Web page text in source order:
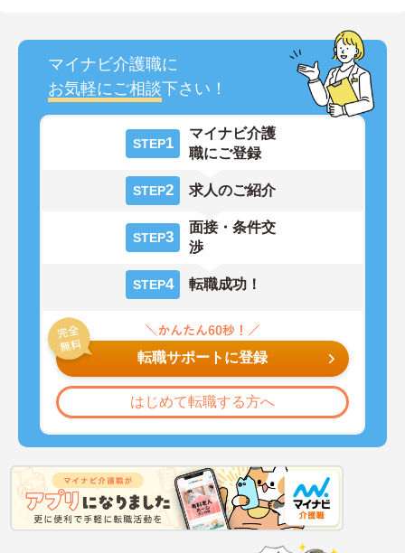
マイナビ介護職に
お気軽にご相談下さい！
STEP1
マイナビ介護
職にご登録
STEP2 求人のご紹介
STEP3
面接・条件交
渉
STEP4 転職成功！
転職サポートに登録
はじめて転職する方へ